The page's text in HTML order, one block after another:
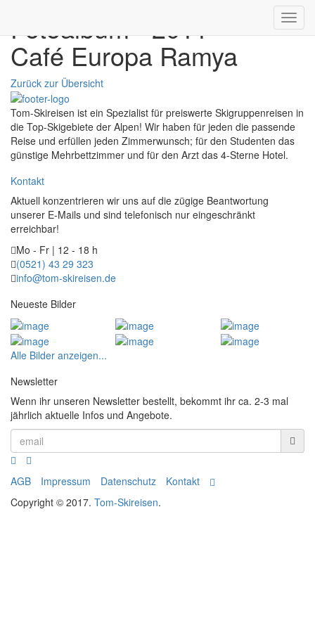
Fotoalbum - 2011
Café Europa Ramya
Zurück zur Übersicht
Tom-Skireisen ist ein Spezialist für preiswerte Skigruppenreisen in
die Top-Skigebiete der Alpen! Wir haben für jeden die passende
Reise und erfüllen jeden Zimmerwunsch; für den Studenten das
günstige Mehrbettzimmer und für den Arzt das 4-Sterne Hotel.
Kontakt
Aktuell konzentrieren wir uns auf die zügige Beantwortung
unserer E-Mails und sind telefonisch nur eingeschränkt
erreichbar!
Mo - Fr | 12 - 18 h
(0521) 43 29 323
info@tom-skireisen.de
Neueste Bilder
Alle Bilder anzeigen...
Newsletter
Wenn ihr unseren Newsletter bestellt, bekommt ihr ca. 2-3 mal
jährlich aktuelle Infos und Angebote.
AGB Impressum Datenschutz
Kontakt
Copyright © 2017. Tom-Skireisen.